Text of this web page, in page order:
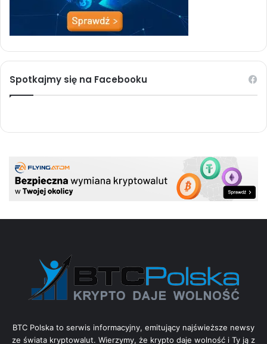
Spotkajmy się na Facebooku
BTC Polska to serwis informacyjny, emitujący najświeższe newsy
ze świata kryptowalut. Wierzymy, że krypto daje wolność i Ty ją z